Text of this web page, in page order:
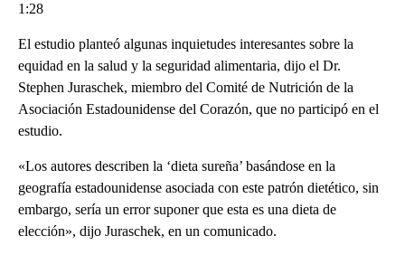
1:28
El estudio planteó algunas inquietudes interesantes sobre la
equidad en la salud y la seguridad alimentaria, dijo el Dr.
Stephen Juraschek, miembro del Comité de Nutrición de la
Asociación Estadounidense del Corazón, que no participó en el
estudio.
«Los autores describen la ‘dieta sureña’ basándose en la
geografía estadounidense asociada con este patrón dietético, sin
embargo, sería un error suponer que esta es una dieta de
elección», dijo Juraschek, en un comunicado.